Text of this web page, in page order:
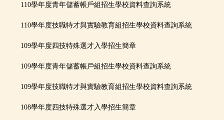
110學年度青年儲蓄帳戶組招生學校資料查詢系統
110學年度技職特才與實驗教育組招生學校資料查詢系統
109學年度四技特殊選才入學招生簡章
109學年度青年儲蓄帳戶組招生學校資料查詢系統
109學年度技職特才與實驗教育組招生學校資料查詢系統
108學年度四技特殊選才入學招生簡章